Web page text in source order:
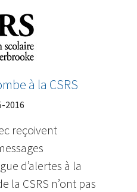
à la CSRS
2016
reçoivent
d’alertes à la
la CSRS n’ont pas